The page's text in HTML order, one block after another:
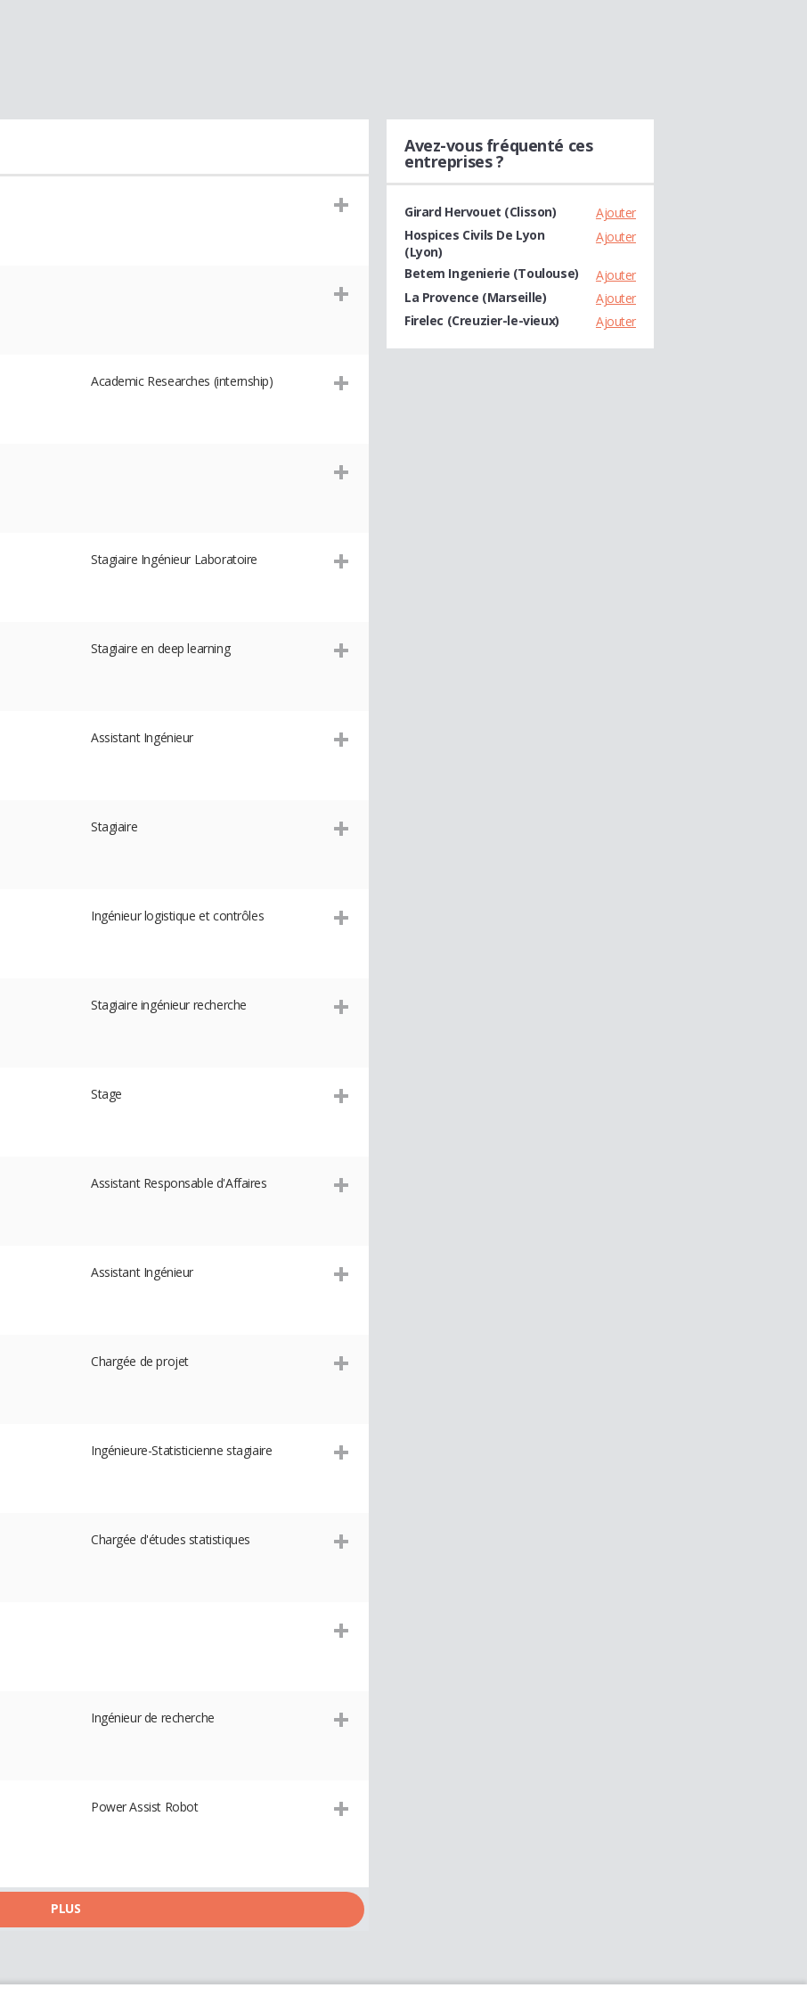
Academic Researches (internship)
Stagiaire Ingénieur Laboratoire
Stagiaire en deep learning
Assistant Ingénieur
Stagiaire
Ingénieur logistique et contrôles
Stagiaire ingénieur recherche
Stage
Assistant Responsable d'Affaires
Assistant Ingénieur
Chargée de projet
Ingénieure-Statisticienne stagiaire
Chargée d'études statistiques
Ingénieur de recherche
Power Assist Robot
PLUS
Avez-vous fréquenté ces
entreprises ?
Ajouter
Girard Hervouet (Clisson)
Ajouter
Hospices Civils De Lyon
(Lyon)
Ajouter
Betem Ingenierie (Toulouse)
Ajouter
La Provence (Marseille)
Ajouter
Firelec (Creuzier-le-vieux)